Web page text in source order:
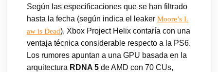
Según las especificaciones que se han filtrado
hasta la fecha (según indica el leaker Moore’s L
aw is Dead), Xbox Project Helix contaría con una
ventaja técnica considerable respecto a la PS6.
Los rumores apuntan a una GPU basada en la
arquitectura RDNA 5 de AMD con 70 CUs,